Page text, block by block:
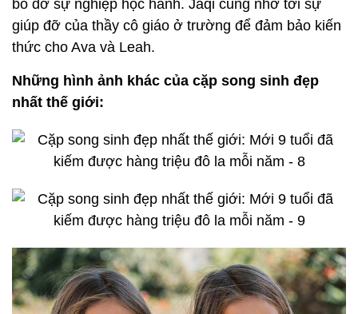
bỏ dở sự nghiệp học hành. Jaqi cũng nhờ tới sự
giúp đỡ của thầy cô giáo ở trường để đảm bảo kiến
thức cho Ava và Leah.
Những hình ảnh khác của cặp song sinh đẹp
nhất thế giới: